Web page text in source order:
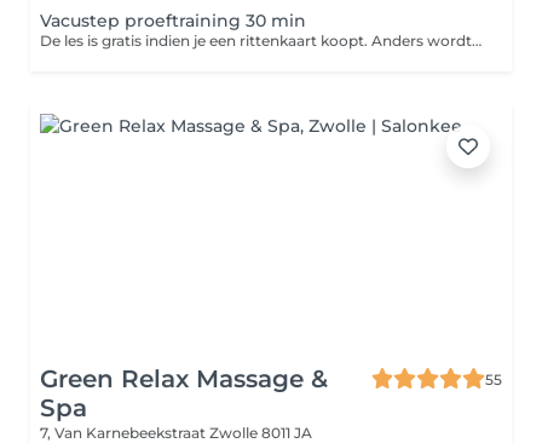
Vacustep proeftraining 30 min
De les is gratis indien je een rittenkaart koopt. Anders wordt €15 in rekening gebracht voor de tijd die we in je hebben geïnvesteerd.
Green Relax Massage &
Spa
55
7, Van Karnebeekstraat Zwolle 8011 JA